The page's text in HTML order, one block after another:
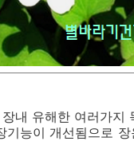
내 유해한 여러가
기능이 개선됨으로